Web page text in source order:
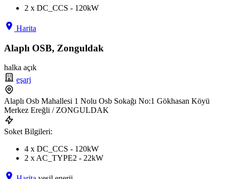
2 x DC_CCS - 120kW
Harita
Alaplı OSB, Zonguldak
halka açık
eşarj
Alaplı Osb Mahallesi 1 Nolu Osb Sokağı No:1 Gökhasan Köyü
Merkez Ereğli / ZONGULDAK
Soket Bilgileri:
4 x DC_CCS - 120kW
2 x AC_TYPE2 - 22kW